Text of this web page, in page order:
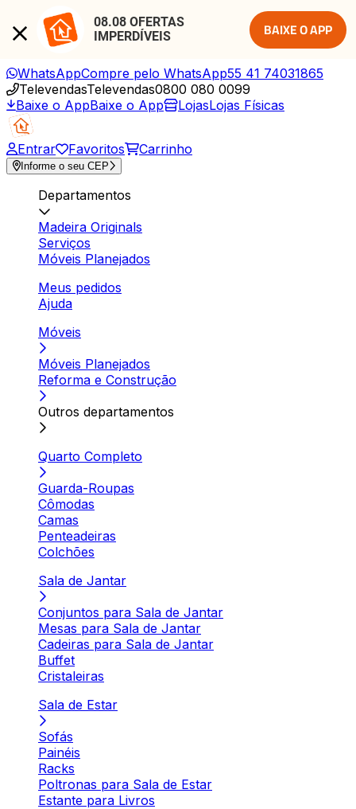
08.08 OFERTAS
IMPERDÍVEIS
BAIXE O APP
WhatsAppCompre pelo WhatsApp55 41 74031865
TelevendasTelevendas0800 080 0099
Baixe o AppBaixe o App LojasLojas Físicas
Entrar Favoritos Carrinho
Informe o seu CEP
Departamentos
Madeira Originals
Serviços
Móveis Planejados
Meus pedidos
Ajuda
Móveis
Móveis Planejados
Reforma e Construção
Outros departamentos
Quarto Completo
Guarda-Roupas
Cômodas
Camas
Penteadeiras
Colchões
Sala de Jantar
Conjuntos para Sala de Jantar
Mesas para Sala de Jantar
Cadeiras para Sala de Jantar
Buffet
Cristaleiras
Sala de Estar
Sofás
Painéis
Racks
Poltronas para Sala de Estar
Estante para Livros